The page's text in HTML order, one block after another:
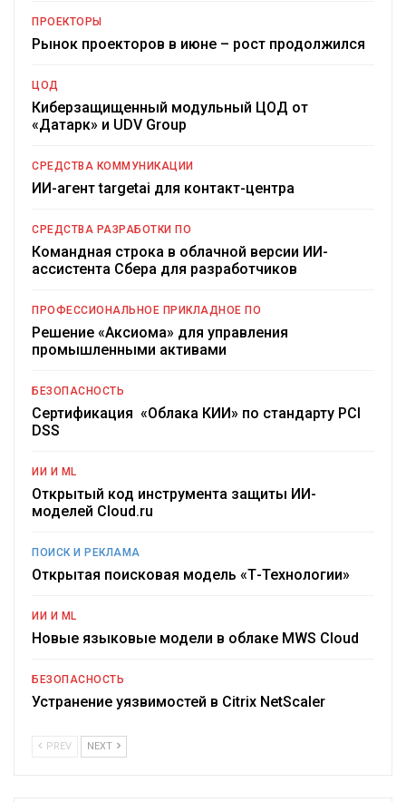
ПРОЕКТОРЫ
Рынок проекторов в июне – рост продолжился
ЦОД
Киберзащищенный модульный ЦОД от
«Датарк» и UDV Group
СРЕДСТВА КОММУНИКАЦИИ
ИИ-агент targetai для контакт-центра
СРЕДСТВА РАЗРАБОТКИ ПО
Командная строка в облачной версии ИИ-
ассистента Сбера для разработчиков
ПРОФЕССИОНАЛЬНОЕ ПРИКЛАДНОЕ ПО
Решение «Аксиома» для управления
промышленными активами
БЕЗОПАСНОСТЬ
Сертификация «Облака КИИ» по стандарту PCI
DSS
ИИ И ML
Открытый код инструмента защиты ИИ-
моделей Cloud.ru
ПОИСК И РЕКЛАМА
Открытая поисковая модель «Т-Технологии»
ИИ И ML
Новые языковые модели в облаке MWS Cloud
БЕЗОПАСНОСТЬ
Устранение уязвимостей в Citrix NetScaler
PREV NEXT